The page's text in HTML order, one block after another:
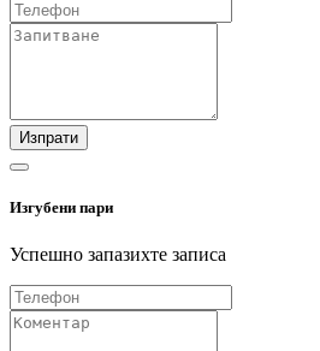
Изпрати
Изгубени пари
Успешно запазихте записа